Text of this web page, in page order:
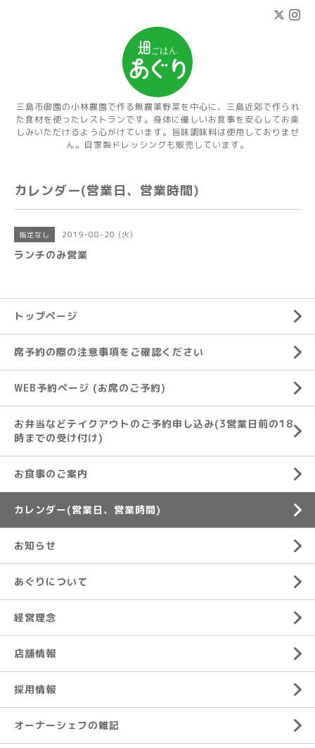
三島市御園の小林農園で作る無農薬野菜を中心に、三島近郊で作られ
た食材を使ったレストランです。身体に優しいお食事を安心してお楽
しみいただけるよう心がけています。旨味調味料は使用しておりませ
ん。自家製ドレッシングも販売しています。
カレンダー(営業日、営業時間)
指定なし 2019-08-20 (火)
ランチのみ営業
トップページ
席予約の際の注意事項をご確認ください
WEB予約ページ (お席のご予約)
お弁当などテイクアウトのご予約申し込み(3営業日前の18
時までの受け付け)
お食事のご案内
カレンダー(営業日、営業時間)
お知らせ
あぐりについて
経営理念
店舗情報
採用情報
オーナーシェフの雑記